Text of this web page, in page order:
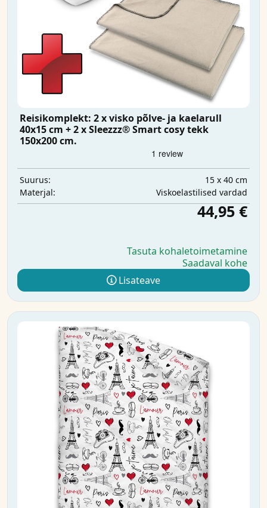
Reisikomplekt: 2 x visko põlve- ja kaelarull
40x15 cm + 2 x Sleezzz® Smart cosy tekk
150x200 cm.
Suurus:
15 x 40 cm
Materjal:
Viskoelastilised vardad
44,95 €
Tasuta kohaletoimetamine
Saadaval kohe
Lisateave